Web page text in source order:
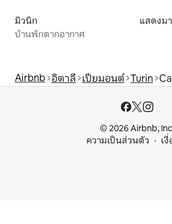
มิวนิก
บ้านพักตากอากาศ
แสดงม
Airbnb อิตาลี เปียมอนต์ Turin
© 2026 Airbnb,
ความเป็นส่วนตัว
เ